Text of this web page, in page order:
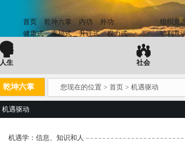
人生
首页 乾坤六掌 内功
外功
健康式
幸福式 升迁式 权力式
社会
组织意
功利意
乾坤六掌 您现在的位置 > 首页 > 机遇驱动
机遇驱动
机遇学：信息、知识和人